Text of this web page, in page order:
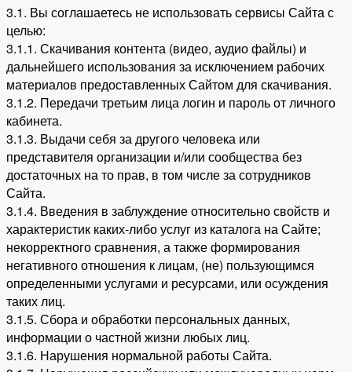
3.1. Вы соглашаетесь не использовать сервисы Сайта с
целью:
3.1.1. Скачивания контента (видео, аудио файлы) и
дальнейшего использования за исключением рабочих
материалов предоставленных Сайтом для скачивания.
3.1.2. Передачи третьим лица логин и пароль от личного
кабинета.
3.1.3. Выдачи себя за другого человека или
представителя организации и/или сообщества без
достаточных на то прав, в том числе за сотрудников
Сайта.
3.1.4. Введения в заблуждение относительно свойств и
характеристик каких-либо услуг из каталога на Сайте;
некорректного сравнения, а также формирования
негативного отношения к лицам, (не) пользующимся
определенными услугами и ресурсами, или осуждения
таких лиц.
3.1.5. Сбора и обработки персональных данных,
информации о частной жизни любых лиц.
3.1.6. Нарушения нормальной работы Сайта.